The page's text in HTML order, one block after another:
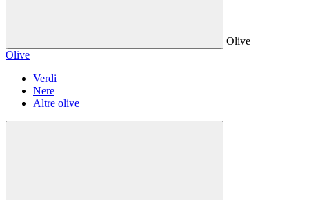
Olive
Olive
Verdi
Nere
Altre olive